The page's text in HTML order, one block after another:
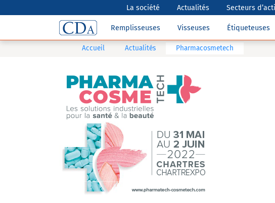
La société Actualités Secteurs
Remplisseuses Visseuses Étiqueteuses
Accueil Actualités Pharmacosmetech